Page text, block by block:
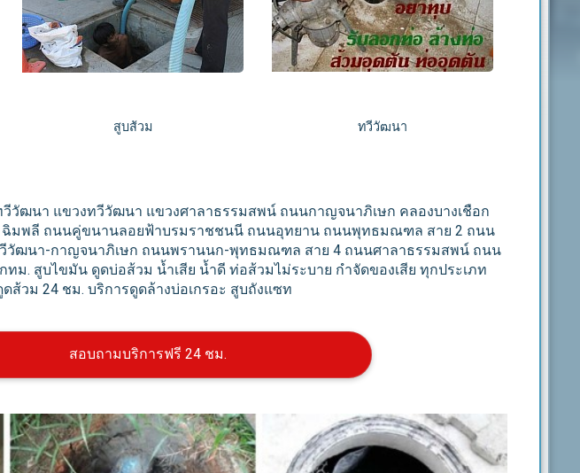
สูบส้วม ทวีวัฒนา
วีวัฒนา แขวงทวีวัฒนา แขวงศาลาธรรมสพน์ ถนนกาญจนาภิเษก คลองบางเชือก
มพลี ถนนคู่ขนานลอยฟ้าบรมราชชนนี ถนนอุทยาน ถนนพุทธมณฑล สาย 2 ถนน
ฒนา-กาญจนาภิเษก ถนนพรานนก-พุทธมณฑล สาย 4 ถนนศาลาธรรมสพน์ ถนน
กทม. สูบไขมัน ดูดบ่อส้วม น้ำเสีย น้ำดี ท่อส้วมไม่ระบาย กำจัดของเสีย ทุกประเภท
ส้วม 24 ชม. บริการดูดล้างบ่อเกรอะ สูบถังแซท
สอบถามบริการฟรี 24 ชม.